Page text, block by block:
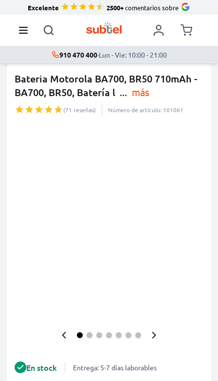
Excelente 2500+comentarios sobre
910 470 400·Lun - Vie: 10:00 - 21:00
Bateria Motorola BA700, BR50 710mAh -
BA700, BR50, Batería l ... más
(71 reseñas) Número de artículo: 101061
En stock Entrega: 5-7 días laborables